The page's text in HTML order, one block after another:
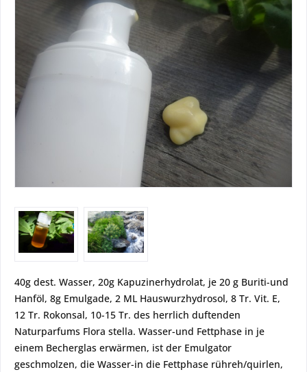
40g dest. Wasser, 20g Kapuzinerhydrolat, je 20 g Buriti-und
Hanföl, 8g Emulgade, 2 ML Hauswurzhydrosol, 8 Tr. Vit. E,
12 Tr. Rokonsal, 10-15 Tr. des herrlich duftenden
Naturparfums Flora stella. Wasser-und Fettphase in je
einem Becherglas erwärmen, ist der Emulgator
geschmolzen, die Wasser-in die Fettphase rühreh/quirlen,